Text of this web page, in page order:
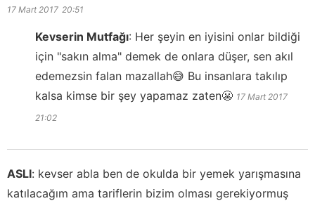
17 Mart 2017 20:51
Kevserin Mutfağı: Her şeyin en iyisini onlar bildiği
için "sakın alma" demek de onlara düşer, sen akıl
edemezsin falan mazallah😅 Bu insanlara takılıp
kalsa kimse bir şey yapamaz zaten😬 17 Mart 2017
21:02
ASLI: kevser abla ben de okulda bir yemek yarışmasına
katılacağım ama tariflerin bizim olması gerekiyormuş